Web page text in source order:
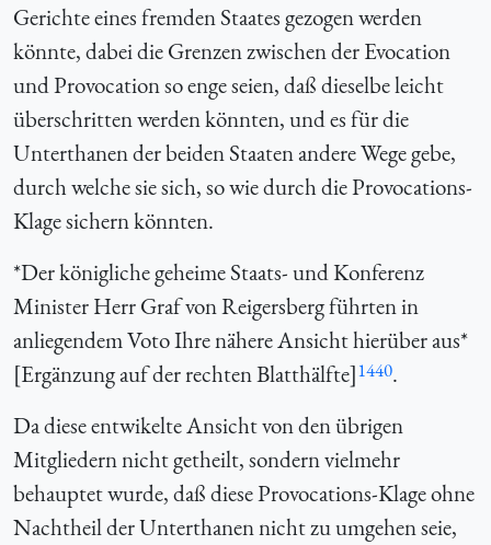
Gerichte eines fremden Staates gezogen werden
könnte, dabei die Grenzen zwischen der Evocation
und Provocation so enge seien, daß dieselbe leicht
überschritten werden könnten, und es für die
Unterthanen der beiden Staaten andere Wege gebe,
durch welche sie sich, so wie durch die Provocations-
Klage sichern könnten.
*Der königliche geheime Staats- und Konferenz
Minister Herr Graf von Reigersberg führten in
anliegendem Voto Ihre nähere Ansicht hierüber aus*
[Ergänzung auf der rechten Blatthälfte]1440.
Da diese entwikelte Ansicht von den übrigen
Mitgliedern nicht getheilt, sondern vielmehr
behauptet wurde, daß diese Provocations-Klage ohne
Nachtheil der Unterthanen nicht zu umgehen seie,